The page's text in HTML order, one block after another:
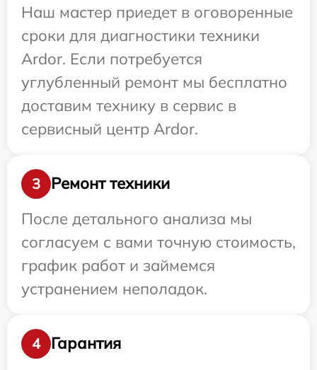
Наш мастер приедет в оговоренные
сроки для диагностики техники
Ardor. Если потребуется
углубленный ремонт мы бесплатно
доставим технику в сервис в
сервисный центр Ardor.
3
Ремонт техники
После детального анализа мы
согласуем с вами точную стоимость,
график работ и займемся
устранением неполадок.
4
Гарантия